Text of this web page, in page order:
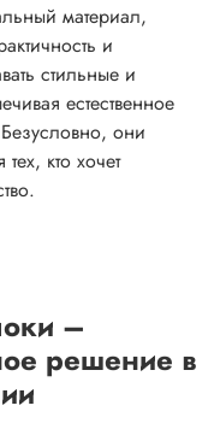
материал,
и
стильные и
естественное
они
кто хочет
–
решение в